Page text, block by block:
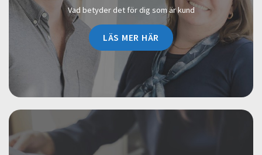
Vad betyder det för dig som är kund
LÄS MER HÄR